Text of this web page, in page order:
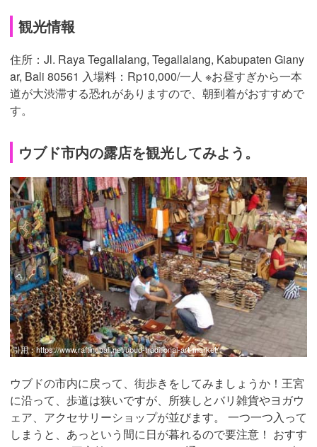
観光情報
住所：Jl. Raya Tegallalang, Tegallalang, Kabupaten Giany
ar, Bali 80561 入場料：Rp10,000/一人 ※お昼すぎから一本
道が大渋滞する恐れがありますので、朝到着がおすすめで
す。
ウブド市内の露店を観光してみよう。
引用：https://www.raftingbali.net/ubud-traditional-art-market/
ウブドの市内に戻って、街歩きをしてみましょうか！王宮
に沿って、歩道は狭いですが、所狭しとバリ雑貨やヨガウ
ェア、アクセサリーショップが並びます。 一つ一つ入って
しまうと、あっという間に日が暮れるので要注意！ おすす